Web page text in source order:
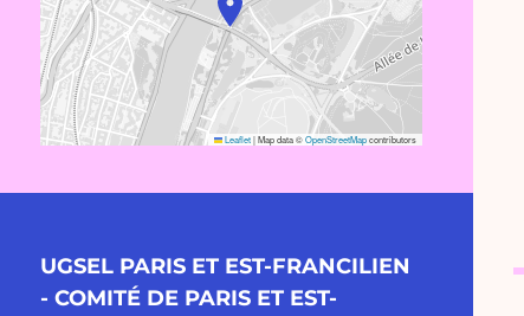
Leaflet|Map data ©OpenStreetMapcontributors
UGSEL PARIS ET EST-FRANCILIEN
- COMITÉ DE PARIS ET EST-